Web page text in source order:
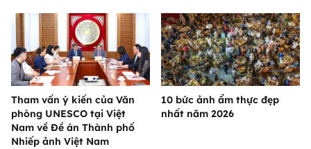
Tham vấn ý kiến của Văn
phòng UNESCO tại Việt
Nam về Đề án Thành phố
Nhiếp ảnh Việt Nam
10 bức ảnh ẩm thực đẹp
nhất năm 2026